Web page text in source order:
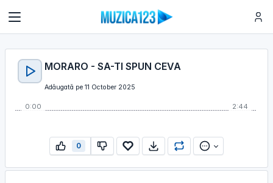
MORARO - SA-TI SPUN CEVA
Adăugată pe 11 October 2025
0:00 2:44
0